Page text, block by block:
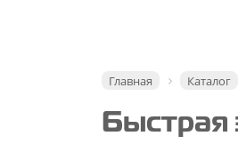
Главная Каталог
Быстрая